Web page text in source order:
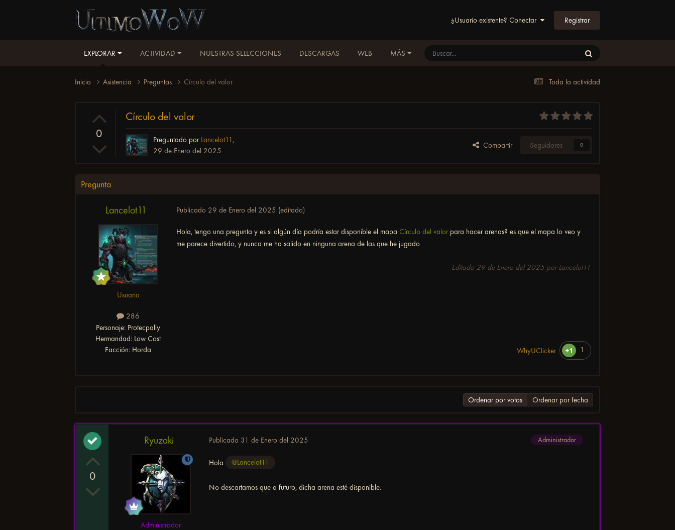
¿Usuario existente? Conectar Registrar
EXPLORAR ACTIVIDAD NUESTRAS SELECCIONES DESCARGAS WEB MÁS
Toda la actividad
Inicio Asistencia Preguntas Círculo del valor
0
Círculo del valor
Preguntado por Lancelot11 ,
29 de Enero del 2025
Compartir Seguidores 0
Pregunta
Lancelot11
Usuario
286
Personaje: Protecpally
Hermandad: Low Cost
Facción: Horda
Publicado 29 de Enero del 2025 (editado)
Hola, tengo una pregunta y es si algún día podría estar disponible el mapa Círculo del valorpara hacer arenas? es que el mapa lo veo y
me parece divertido, y nunca me ha salido en ninguna arena de las que he jugado
Editado 29 de Enero del 2025por Lancelot11
WhyUClicker 1
Ordenar por votos Ordenar por fecha
0
Ryuzaki
Administrador
Administrador
Publicado 31 de Enero del 2025
Hola @Lancelot11
No descartamos que a futuro, dicha arena esté disponible.